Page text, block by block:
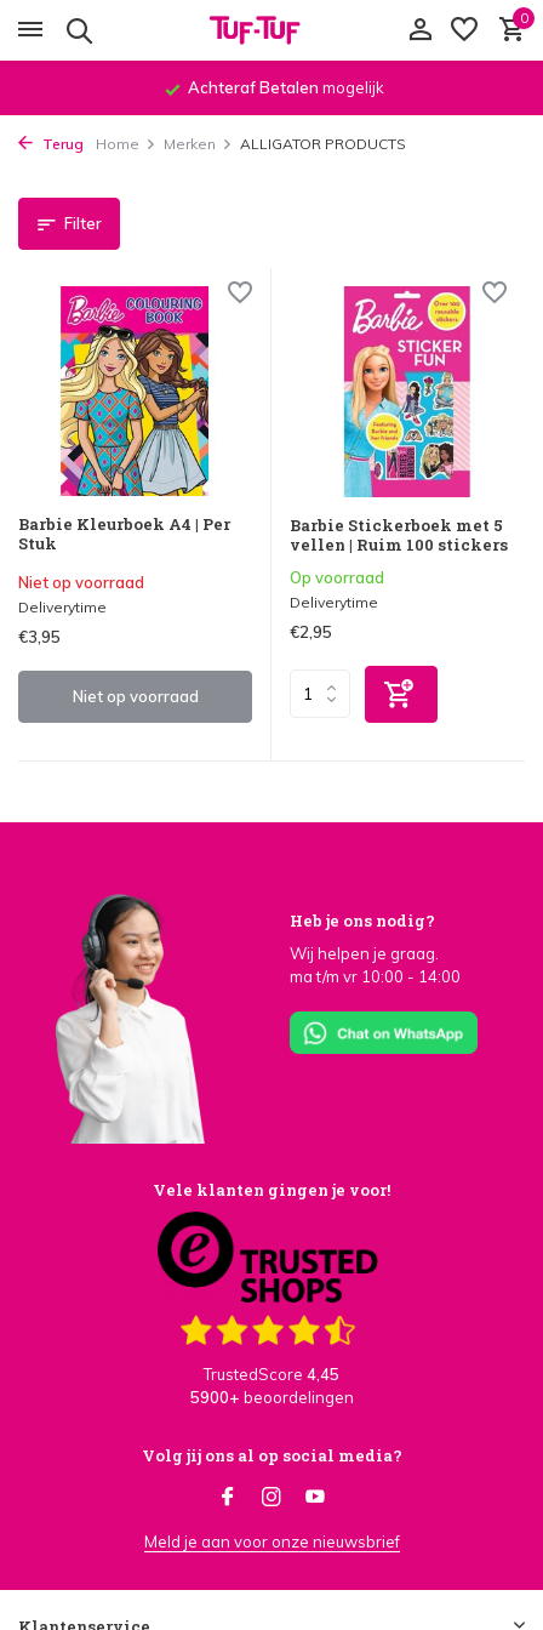
0
Achteraf Betalen mogelijk
Terug Home Merken ALLIGATOR PRODUCTS
Filter
Barbie Kleurboek A4 | Per
Stuk
Niet op voorraad
Deliverytime
€3,95
Niet op voorraad
Barbie Stickerboek met 5
vellen | Ruim 100 stickers
Op voorraad
Deliverytime
€2,95
Heb je ons nodig?
Wij helpen je graag.
ma t/m vr 10:00 - 14:00
Vele klanten gingen je voor!
TrustedScore 4,45
5900+ beoordelingen
Volg jij ons al op social media?
Meld je aan voor onze nieuwsbrief